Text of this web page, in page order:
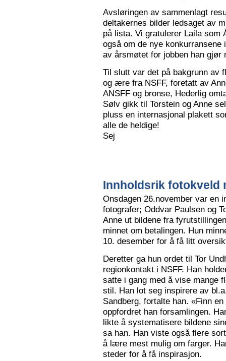
Avsløringen av sammenlagt
deltakernes bilder ledsaget av
på lista. Vi gratulerer Laila som
også om de nye
av årsmøtet for jobben han gjør
Til slutt var det på bakgrunn av
og ære fra NSFF, foretatt av
ANSFF og bronse, Hederlig
Sølv gikk til Torstein og Anne
pluss en internasjonal plakett
alle de heldige!
Sej
Innholdsrik fotokveld
Onsdagen 26.november var en
fotografer; Oddvar Paulsen og
Anne ut bildene fra
minnet om betalingen. Hun
10. desember for å få litt
Deretter ga hun ordet til Tor
regionkontakt i NSFF. Han
satte i gang med å vise mange
stil. Han lot seg inspirere av
Sandberg, fortalte han. «Finn
oppfordret han forsamlingen.
likte å systematisere bildene
sa han. Han viste også flere
å lære mest mulig om farger.
steder for å få inspirasjon.